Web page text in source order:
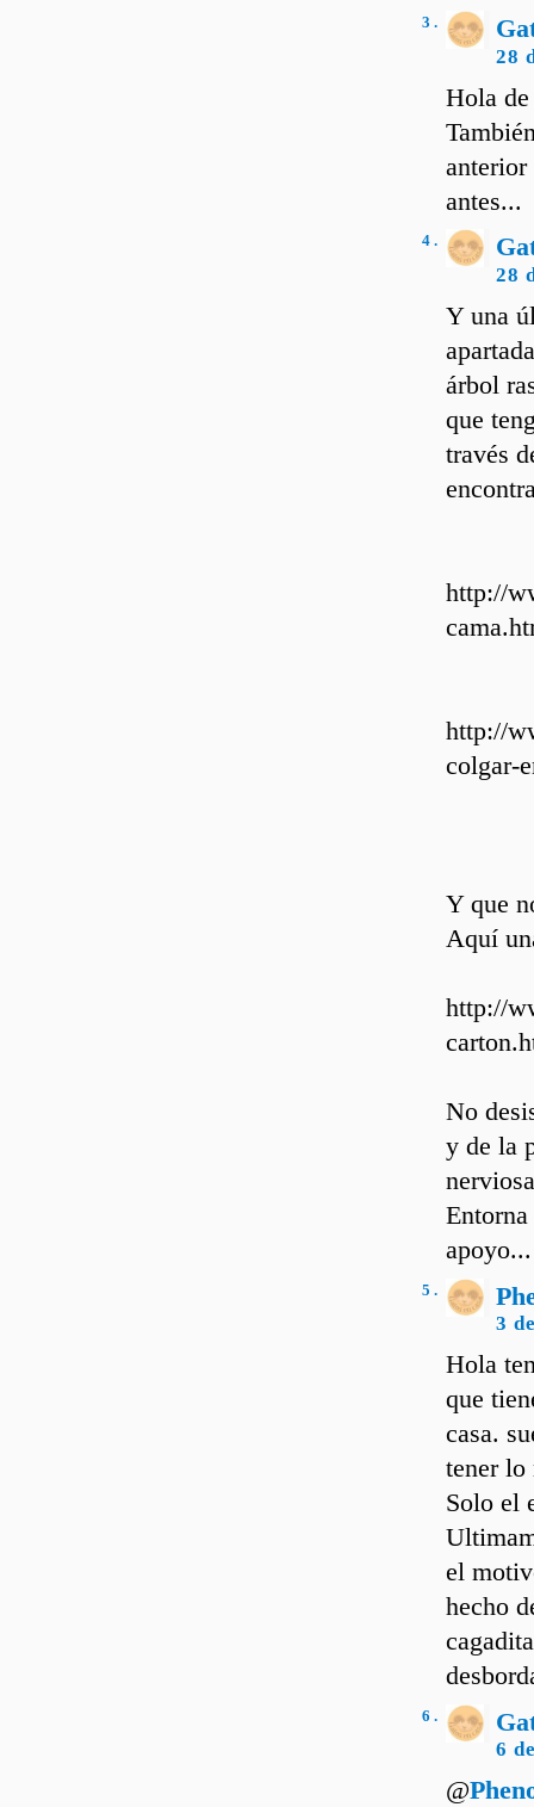
3 .
28
Hola
anterior
antes...
4 .
28
Y una
árbol
que
través
http://
http://
colgar-
Y que
Aquí
http://
No
y de la
apoyo...
5 .
3
Hola
que
casa.
tener lo
Solo el
el
hecho
6 .
6
@